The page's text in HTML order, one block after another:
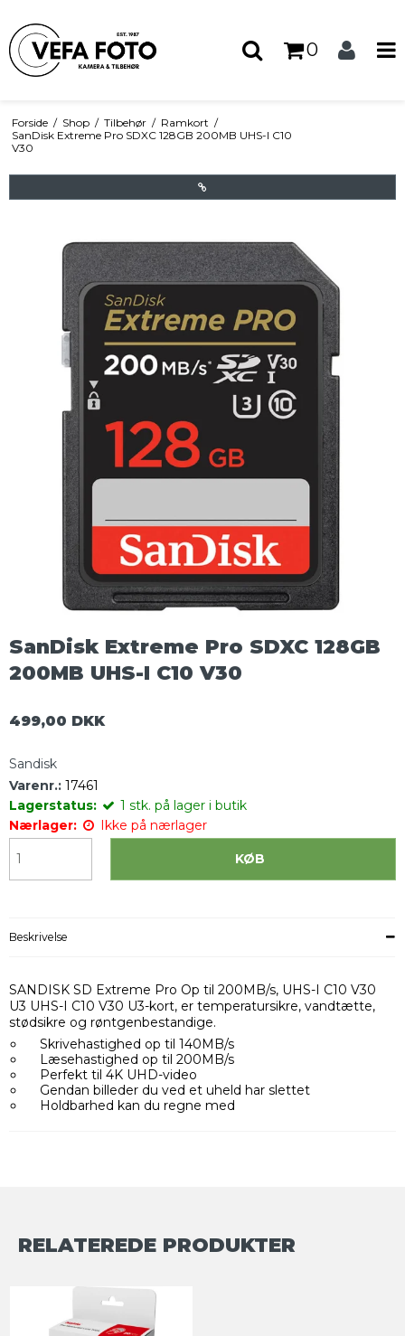
0
Forside / Shop / Tilbehør / Ramkort /
SanDisk Extreme Pro SDXC 128GB 200MB UHS-I C10
V30
SanDisk Extreme Pro SDXC 128GB
200MB UHS-I C10 V30
499,00 DKK
Sandisk
Varenr.: 17461
Lagerstatus:
1 stk. på lager i butik
Nærlager:
Ikke på nærlager
KØB
Beskrivelse
SANDISK SD Extreme Pro Op til 200MB/s, UHS-I C10 V30
U3 UHS-I C10 V30 U3-kort, er temperatursikre, vandtætte,
stødsikre og røntgenbestandige.
Skrivehastighed op til 140MB/s
Læsehastighed op til 200MB/s
Perfekt til 4K UHD-video
Gendan billeder du ved et uheld har slettet
Holdbarhed kan du regne med
RELATEREDE PRODUKTER